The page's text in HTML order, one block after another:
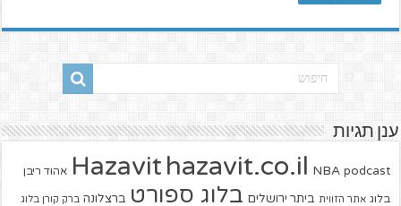
ענן תגיות
Hazavit hazavit.co.il NBA podcast אהוד ריבן
בלוג אתר הזווית ביתר ירושלים בלוג ספורט ברצלונה ברק קורן בלוג